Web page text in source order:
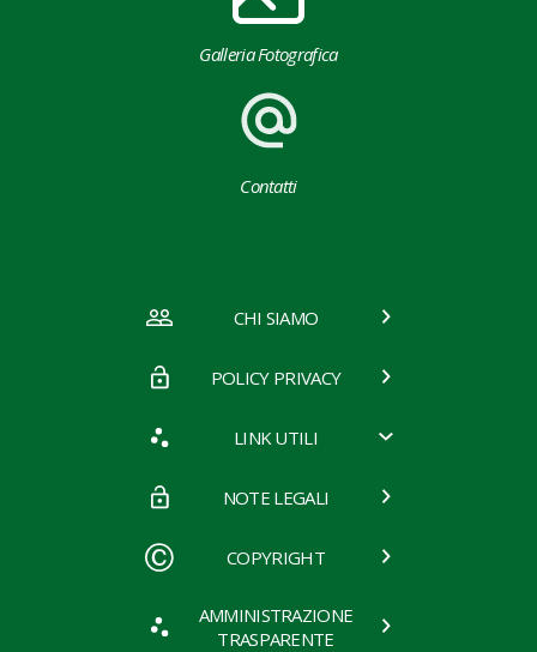
Galleria Fotografica
Contatti
CHI SIAMO
POLICY PRIVACY
LINK UTILI
NOTE LEGALI
COPYRIGHT
AMMINISTRAZIONE
TRASPARENTE